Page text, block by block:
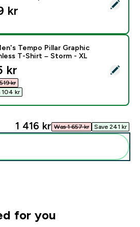
- MP Men's Tempo Pillar Graphic
kr‎
- MP Men's Tempo Pillar Graphic
Tempo Pillar Graphic
T-Shirt – Storm - XL
price
kr‎
kr‎
104 kr‎
1 416 kr‎ Was 1 657 kr‎ Save 241 kr‎
for you